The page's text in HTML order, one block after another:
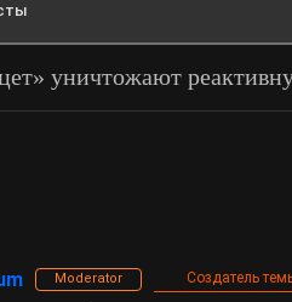
уничтожают
Moderator Создатель